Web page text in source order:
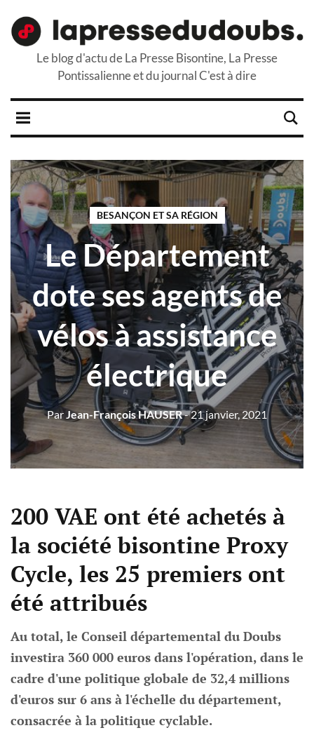
Le blog d'actu de La Presse Bisontine, La Presse
Pontissalienne et du journal C'est à dire
BESANÇON ET SA RÉGION
Le Département
dote ses agents de
vélos à assistance
électrique
Par Jean-François HAUSER- 21 janvier, 2021
200 VAE ont été achetés à
la société bisontine Proxy
Cycle, les 25 premiers ont
été attribués
Au total, le Conseil départemental du Doubs
investira 360 000 euros dans l'opération, dans le
cadre d'une politique globale de 32,4 millions
d'euros sur 6 ans à l'échelle du département,
consacrée à la politique cyclable.